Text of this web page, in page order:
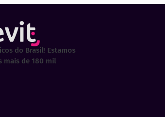
do Brasil! Estamos
mais de 180 mil